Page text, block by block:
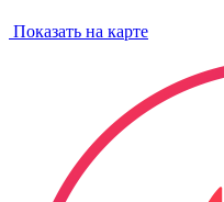
Показать на карте